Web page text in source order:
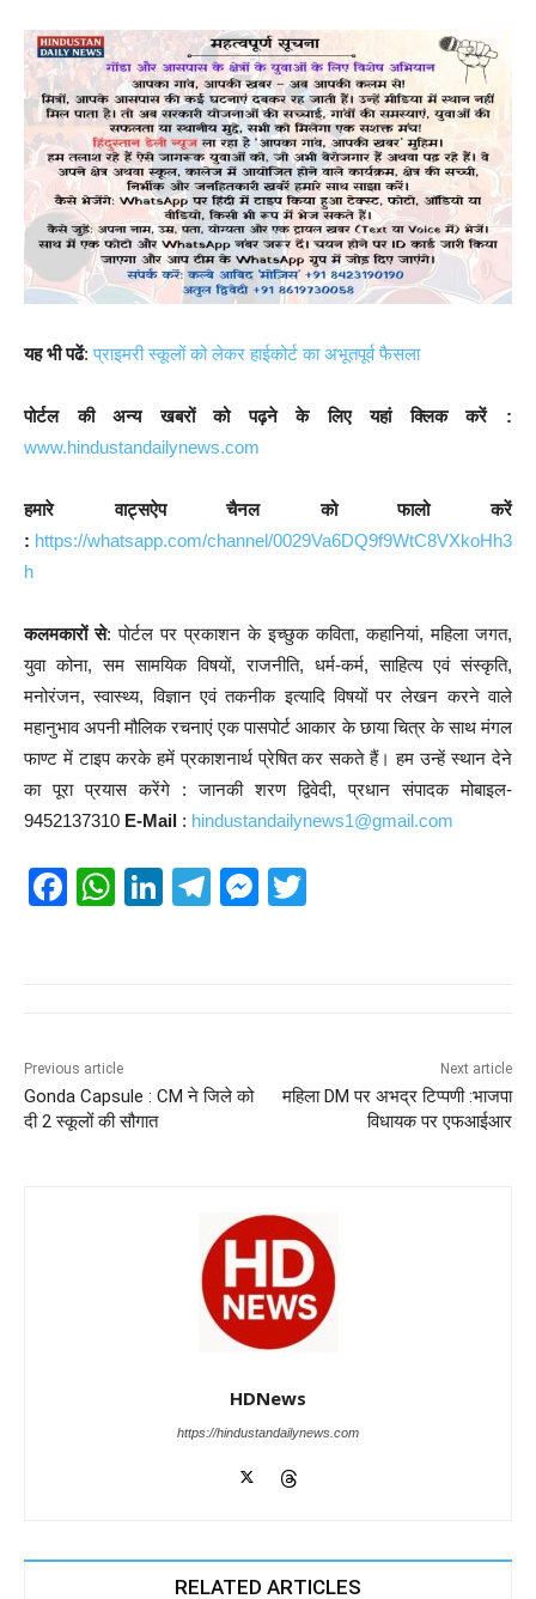
यह भी पढें:प्राइमरी स्कूलों को लेकर हाईकोर्ट का अभूतपूर्व फैसला
पोर्टल की अन्य खबरों को पढ़ने के लिए यहां क्लिक करें :
www.hindustandailynews.com
हमारे वाट्सऐप चैनल को फालो करें
: https://whatsapp.com/channel/0029Va6DQ9f9WtC8VXkoHh3
h
कलमकारों से: पोर्टल पर प्रकाशन के इच्छुक कविता, कहानियां, महिला जगत,
युवा कोना, सम सामयिक विषयों, राजनीति, धर्म-कर्म, साहित्य एवं संस्कृति,
मनोरंजन, स्वास्थ्य, विज्ञान एवं तकनीक इत्यादि विषयों पर लेखन करने वाले
महानुभाव अपनी मौलिक रचनाएं एक पासपोर्ट आकार के छाया चित्र के साथ मंगल
फाण्ट में टाइप करके हमें प्रकाशनार्थ प्रेषित कर सकते हैं। हम उन्हें स्थान देने
का पूरा प्रयास करेंगे : जानकी शरण द्विवेदी, प्रधान संपादक मोबाइल-
9452137310 E-Mail : hindustandailynews1@gmail.com
F
o
o
W
p
p
Li
n
T
m
M
er
Previous article
Gonda Capsule : CM ने जिले को
दी 2 स्कूलों की सौगात
Next article
महिला DM पर अभद्र टिप्पणी :भाजपा
विधायक पर एफआईआर
HDNews
https://hindustandailynews.com
RELATED ARTICLES